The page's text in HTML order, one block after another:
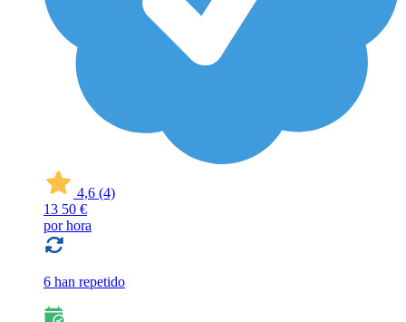
4,6 (4)
13 50 €
por hora
6 han repetido